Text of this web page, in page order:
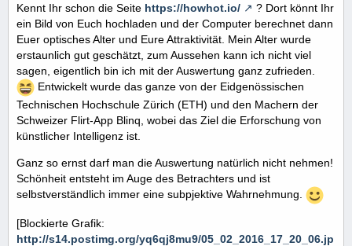
Kennt Ihr schon die Seite https://howhot.io/
? Dort könnt Ihr
ein Bild von Euch hochladen und der Computer berechnet dann
Euer optisches Alter und Eure Attraktivität. Mein Alter wurde
erstaunlich gut geschätzt, zum Aussehen kann ich nicht viel
sagen, eigentlich bin ich mit der Auswertung ganz zufrieden.
Entwickelt wurde das ganze von der Eidgenössischen
Technischen Hochschule Zürich (ETH) und den Machern der
Schweizer Flirt-App Blinq, wobei das Ziel die Erforschung von
künstlicher Intelligenz ist.
Ganz so ernst darf man die Auswertung natürlich nicht nehmen!
Schönheit entsteht im Auge des Betrachters und ist
selbstverständlich immer eine subpjektive Wahrnehmung.
[Blockierte Grafik:
http://s14.postimg.org/yq6qj8mu9/05_02_2016_17_20_06.jp